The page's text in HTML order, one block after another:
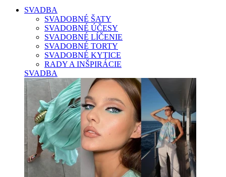
SVADBA
SVADOBNÉ ŠATY
SVADOBNÉ ÚČESY
SVADOBNÉ LÍČENIE
SVADOBNÉ TORTY
SVADOBNÉ KYTICE
RADY A INŠPIRÁCIE
SVADBA